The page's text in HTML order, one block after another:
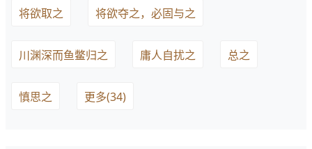
将欲取之 将欲夺之，必固与之
川渊深而鱼鳖归之 庸人自扰之 总之
慎思之 更多(34)